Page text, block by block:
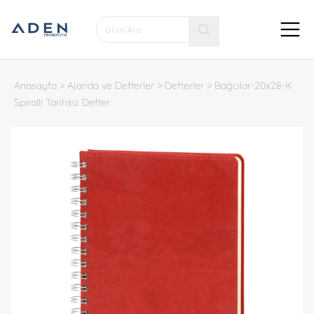
Anasayfa > Ajanda ve Defterler > Defterler > Bağcılar-20x28-K
Spiralli Tarihsiz Defter